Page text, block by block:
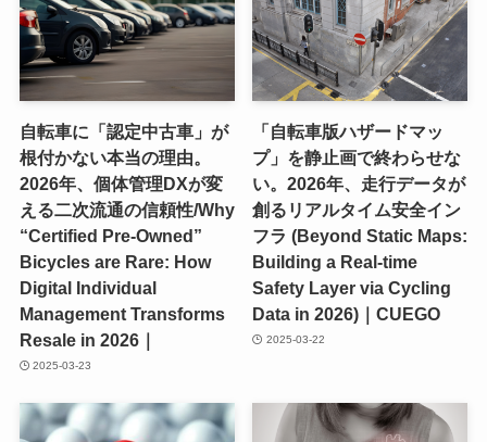
自転車に「認定中古車」が
根付かない本当の理由。
2026年、個体管理DXが変
える二次流通の信頼性/Why
“Certified Pre-Owned”
Bicycles are Rare: How
Digital Individual
Management Transforms
Resale in 2026｜
2025-03-23
「自転車版ハザードマッ
プ」を静止画で終わらせな
い。2026年、走行データが
創るリアルタイム安全イン
フラ (Beyond Static Maps:
Building a Real-time
Safety Layer via Cycling
Data in 2026)｜CUEGO
2025-03-22